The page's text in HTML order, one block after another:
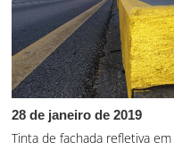
28 de janeiro de 2019
Tinta de fachada refletiva em